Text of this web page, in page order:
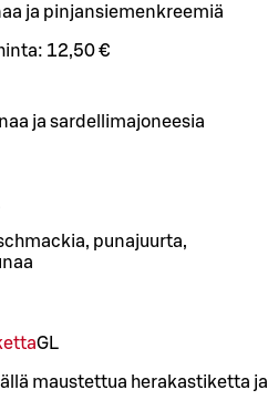
ja pinjansiemenkreemiä
12,50 €
ja sardellimajoneesia
punajuurta,
GL
maustettua herakastiketta ja